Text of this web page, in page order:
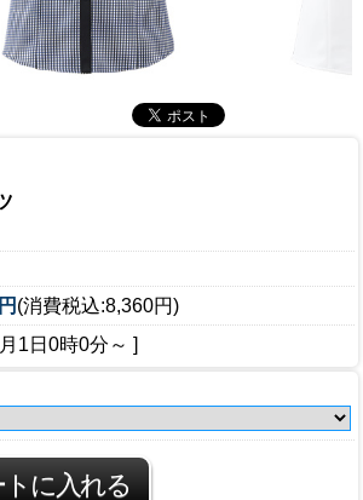
(消費税込:8,360円)
1日0時0分 ～ ]